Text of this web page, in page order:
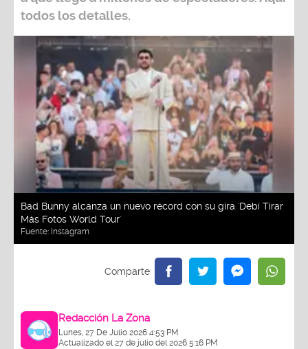
todos los detalles.
Bad Bunny alcanza un nuevo récord con su gira 'Debí Tirar
Más Fotos World Tour'
Fuente: Instagram
Redacción La Zona
Lunes, 27 De Julio 2026 4:53 PM
Actualizado el 27 de julio del 2026 5:16 PM